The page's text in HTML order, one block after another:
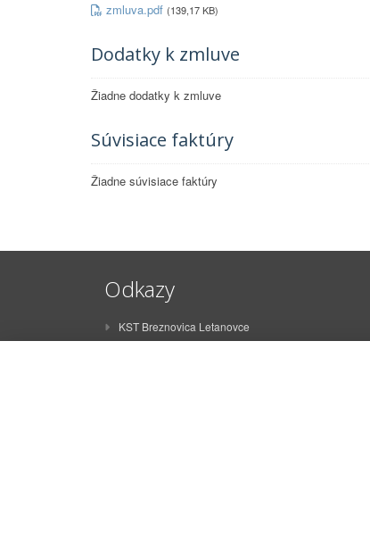
zmluva.pdf (139,17 KB)
Dodatky k zmluve
Žiadne dodatky k zmluve
Súvisiace faktúry
Žiadne súvisiace faktúry
Odkazy
KST Breznovica Letanovce